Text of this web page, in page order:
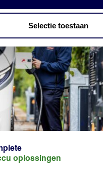
Selectie toestaan
oplossingen